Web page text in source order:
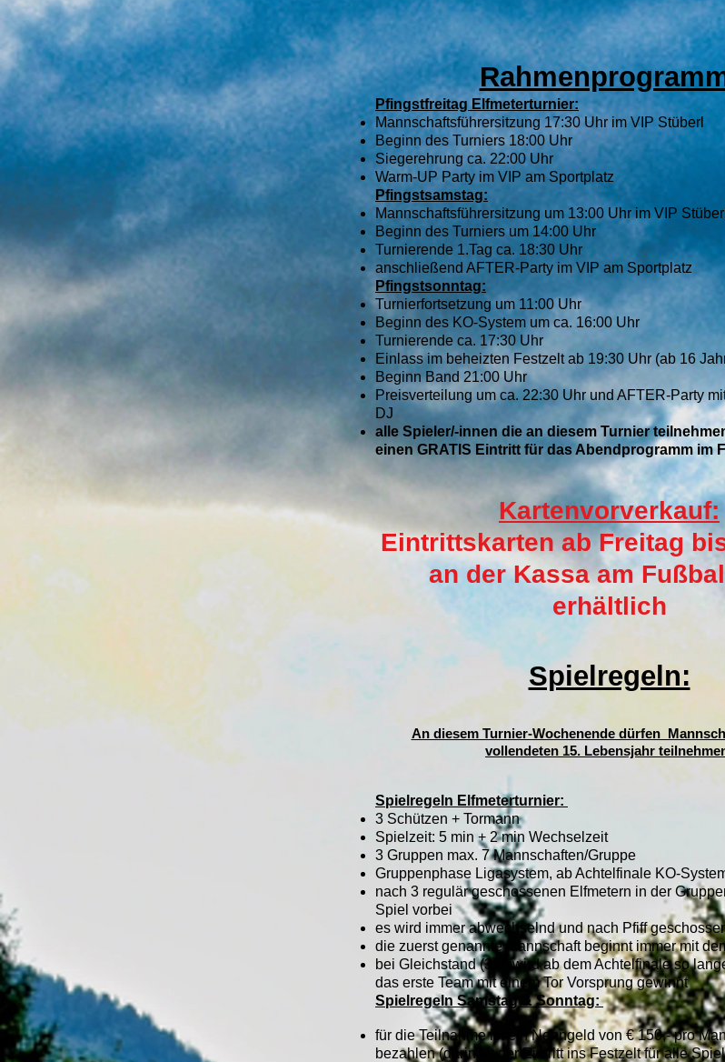
Pfingstfreitag Elfmeterturnier:
Mannschaftsführersitzung 17:30 Uhr im VIP Stüberl
Beginn des Turniers 18:00 Uhr
Siegerehrung ca. 22:00 Uhr
Warm-UP Party im VIP am Sportplatz
Pfingstsamstag:
Mannschaftsführersitzung um 13:00 Uhr im VIP Stüberl
Beginn des Turniers um 14:00 Uhr
Turnierende 1.Tag ca. 18:30 Uhr
anschließend AFTER-Party im VIP am Sportplatz
Pfingstsonntag:
Turnierfortsetzung um 11:00 Uhr
Beginn des KO-System um ca. 16:00 Uhr
Turnierende ca. 17:30 Uhr
Einlass im beheizten Festzelt ab 19:30 Uhr (ab 16
Beginn Band 21:00 Uhr
Preisverteilung um ca. 22:30 Uhr und AFTER-Party
DJ
alle Spieler/-innen die an diesem Turnier
einen GRATIS Eintritt für das Abendprogramm im
Kartenvorverkauf:
Eintrittskarten ab Freitag
ander Kassa am
erhältlich
Spielregeln:
An diesem Turnier-Wochenende dürfen
vollendeten 15. Lebensjahr
Spielregeln Elfmeterturnier:
3 Schützen + Tormann
Spielzeit: 5 min + 2 min Wechselzeit
3 Gruppen max. 7 Mannschaften/Gruppe
Gruppenphase Ligasystem, ab Achtelfinale KO-
nach 3 regulär geschossenen Elfmetern in der
Spiel vorbei
es wird immer abwechselnd und nach Pfiff
die zuerst genannte Mannschaft beginnt immer mit
bei Gleichstand (3:3) wird ab dem Achtelfinale so
das erste Team mit einem Tor Vorsprung gewinnt
Spielregeln Samstag & Sonntag:
für die Teilnahme ist ein Nenngeld von € 150,- pro
bezahlen (darin ist der Eintritt ins Festzelt für alle